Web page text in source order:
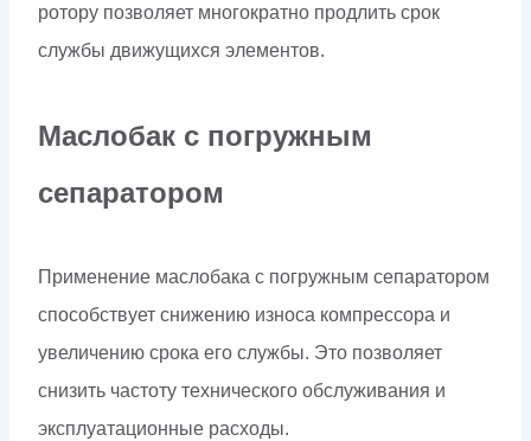
ротору позволяет многократно продлить срок
службы движущихся элементов.
Маслобак с погружным
сепаратором
Применение маслобака с погружным сепаратором
способствует снижению износа компрессора и
увеличению срока его службы. Это позволяет
снизить частоту технического обслуживания и
эксплуатационные расходы.